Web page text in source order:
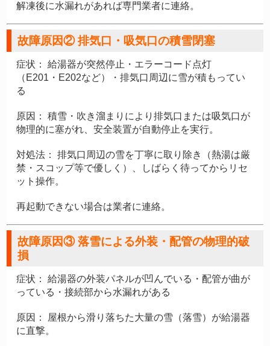
解凍後に水漏れがあれば専門業者に連絡。
故障原因② 排気口・吸気口の積雪閉塞
症状：
給湯器が突然停止・エラーコード点灯
（E201・E202など）・排気口周辺に雪が積もってい
る
原因：
積雪・吹き溜まりにより排気口または吸気口が
物理的に塞がれ、安全装置が自動停止を実行。
対処法：
排気口周辺の雪を丁寧に取り除き（熱湯は厳
禁・スコップ等で優しく）、しばらく待ってからリセ
ット操作。
再起動できない場合は業者に連絡。
故障原因③ 落雪による外装・配管の物理的破
損
症状：
給湯器の外装パネルが凹んでいる・配管が曲が
っている・接続部から水漏れがある
原因：
屋根から滑り落ちた大量の雪（落雪）が給湯器
に直撃。